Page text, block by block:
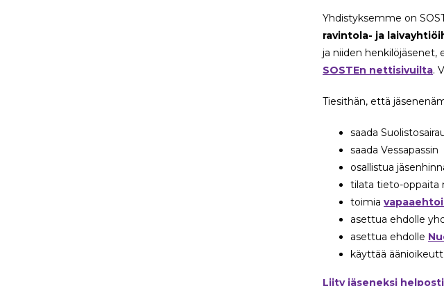
Yhdistyksemme on
ravintola- ja
ja niiden henkilöjäsenet,
SOSTEn nettisivuilta.
Tiesithän, että
saada
saada Vessapassin
osallistua
tilata tieto-oppaita
toimia
asettua ehdolle
asettua ehdolle
käyttää
Liity jäseneksi